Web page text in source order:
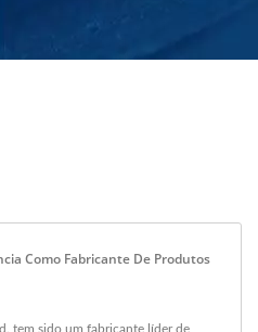
Como Fabricante De Produtos
tem sido um fabricante líder de